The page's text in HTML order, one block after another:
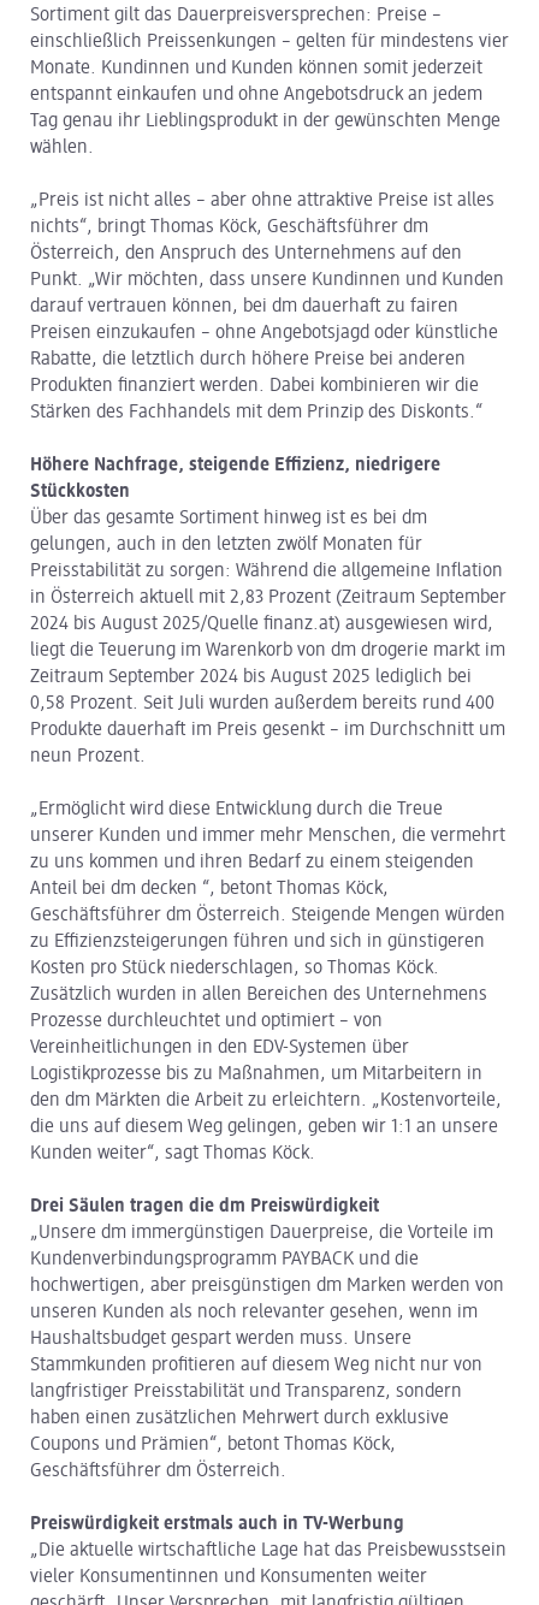
Sortiment gilt das Dauerpreisversprechen: Preise –
einschließlich Preissenkungen – gelten für mindestens vier
Monate. Kundinnen und Kunden können somit jederzeit
entspannt einkaufen und ohne Angebotsdruck an jedem
Tag genau ihr Lieblingsprodukt in der gewünschten Menge
wählen.
„Preis ist nicht alles – aber ohne attraktive Preise ist alles
nichts“, bringt Thomas Köck, Geschäftsführer dm
Österreich, den Anspruch des Unternehmens auf den
Punkt. „Wir möchten, dass unsere Kundinnen und Kunden
darauf vertrauen können, bei dm dauerhaft zu fairen
Preisen einzukaufen – ohne Angebotsjagd oder künstliche
Rabatte, die letztlich durch höhere Preise bei anderen
Produkten finanziert werden. Dabei kombinieren wir die
Stärken des Fachhandels mit dem Prinzip des Diskonts.“
Höhere Nachfrage, steigende Effizienz, niedrigere
Stückkosten
Über das gesamte Sortiment hinweg ist es bei dm
gelungen, auch in den letzten zwölf Monaten für
Preisstabilität zu sorgen: Während die allgemeine Inflation
in Österreich aktuell mit 2,83 Prozent (Zeitraum September
2024 bis August 2025/Quelle finanz.at) ausgewiesen wird,
liegt die Teuerung im Warenkorb von dm drogerie markt im
Zeitraum September 2024 bis August 2025 lediglich bei
0,58 Prozent. Seit Juli wurden außerdem bereits rund 400
Produkte dauerhaft im Preis gesenkt – im Durchschnitt um
neun Prozent.
„Ermöglicht wird diese Entwicklung durch die Treue
unserer Kunden und immer mehr Menschen, die vermehrt
zu uns kommen und ihren Bedarf zu einem steigenden
Anteil bei dm decken “, betont Thomas Köck,
Geschäftsführer dm Österreich. Steigende Mengen würden
zu Effizienzsteigerungen führen und sich in günstigeren
Kosten pro Stück niederschlagen, so Thomas Köck.
Zusätzlich wurden in allen Bereichen des Unternehmens
Prozesse durchleuchtet und optimiert – von
Vereinheitlichungen in den EDV-Systemen über
Logistikprozesse bis zu Maßnahmen, um Mitarbeitern in
den dm Märkten die Arbeit zu erleichtern. „Kostenvorteile,
die uns auf diesem Weg gelingen, geben wir 1:1 an unsere
Kunden weiter“, sagt Thomas Köck.
Drei Säulen tragen die dm Preiswürdigkeit
„Unsere dm immergünstigen Dauerpreise, die Vorteile im
Kundenverbindungsprogramm PAYBACK und die
hochwertigen, aber preisgünstigen dm Marken werden von
unseren Kunden als noch relevanter gesehen, wenn im
Haushaltsbudget gespart werden muss. Unsere
Stammkunden profitieren auf diesem Weg nicht nur von
langfristiger Preisstabilität und Transparenz, sondern
haben einen zusätzlichen Mehrwert durch exklusive
Coupons und Prämien“, betont Thomas Köck,
Geschäftsführer dm Österreich.
Preiswürdigkeit erstmals auch in TV-Werbung
„Die aktuelle wirtschaftliche Lage hat das Preisbewusstsein
vieler Konsumentinnen und Konsumenten weiter